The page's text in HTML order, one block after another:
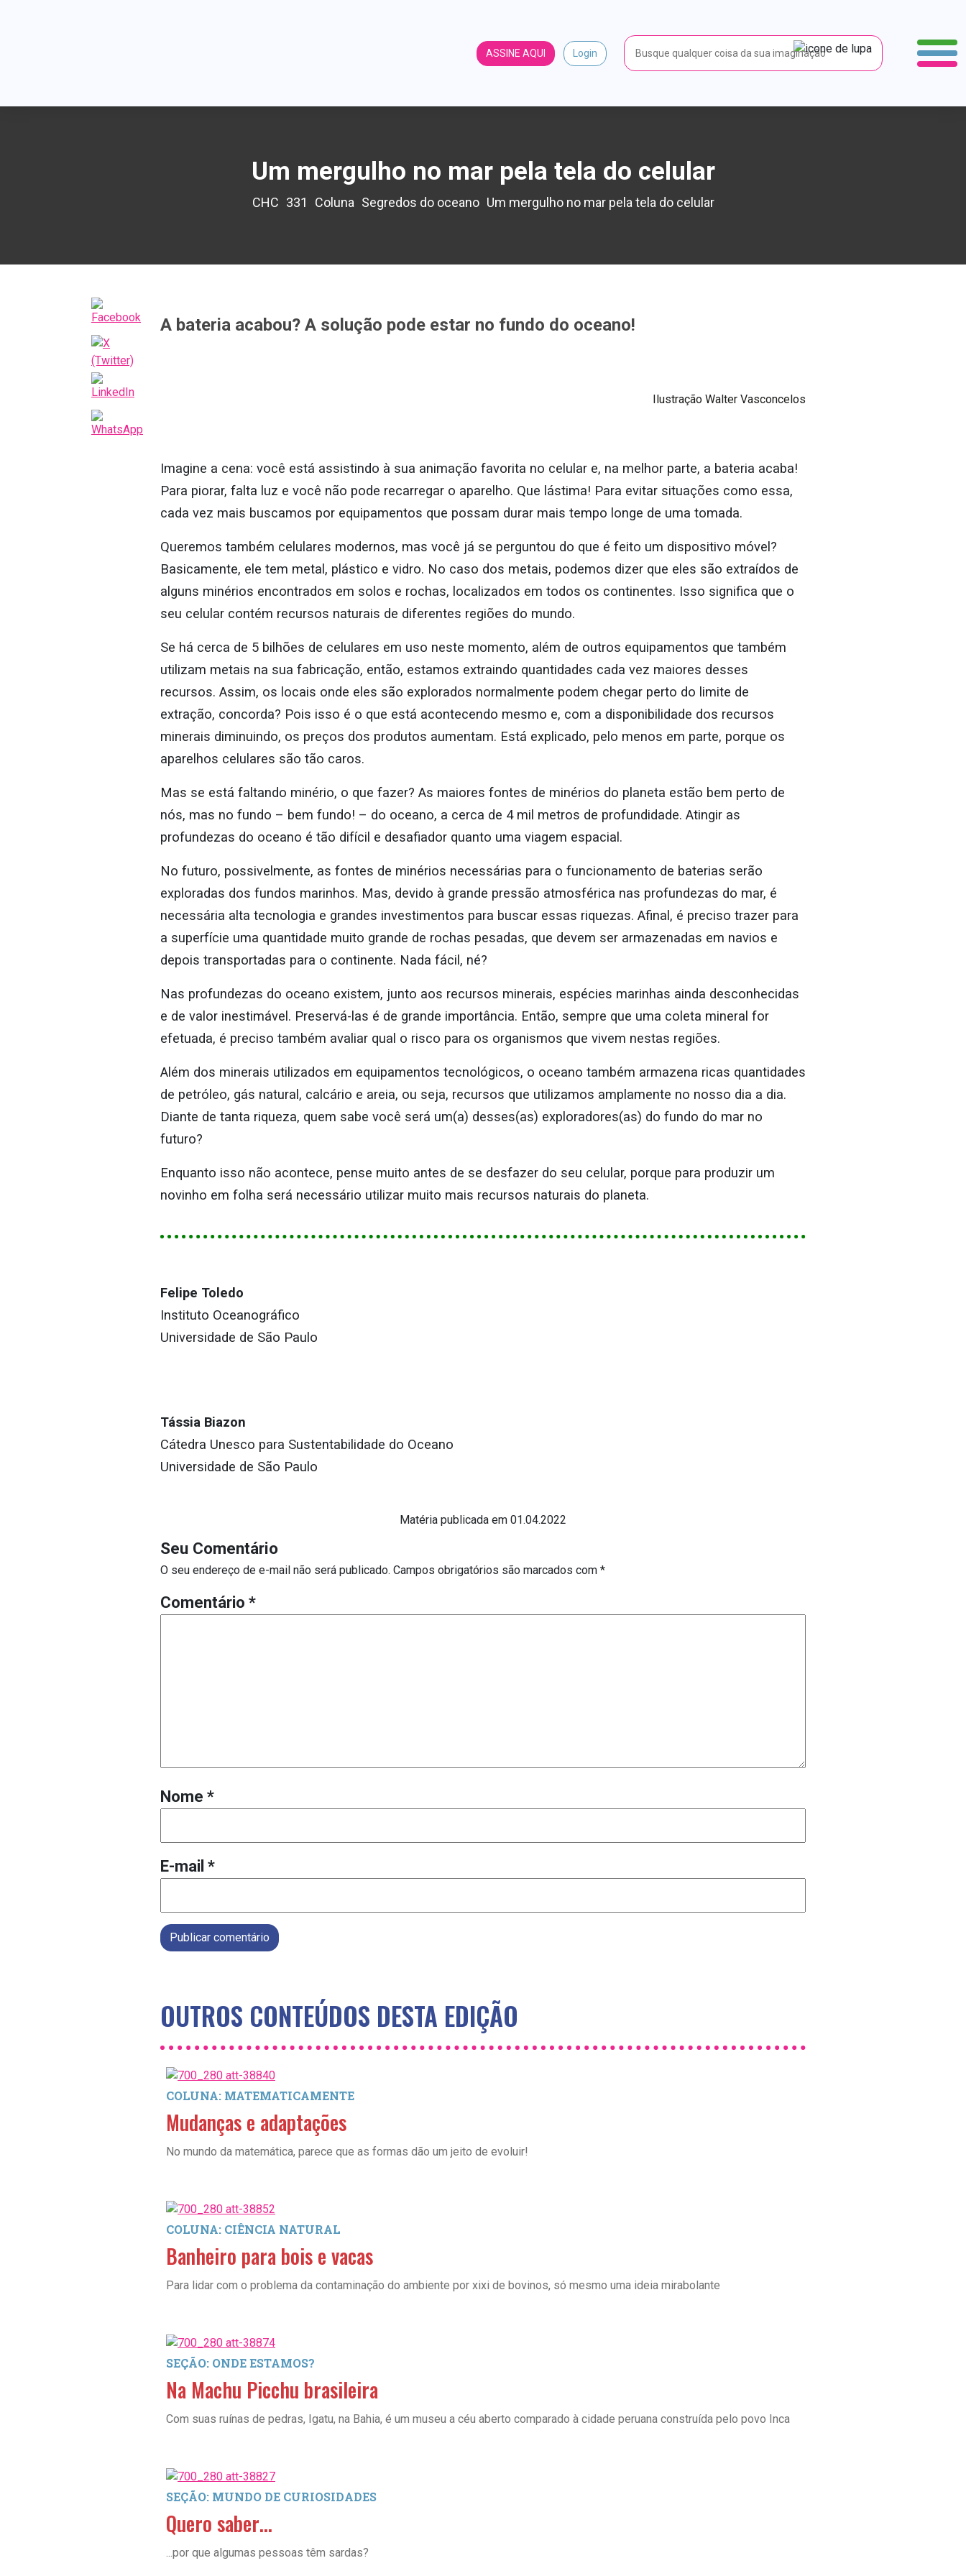
ASSINE AQUI Login
Um mergulho no mar pela tela do celular
CHC 331 Coluna Segredos do oceano Um mergulho no mar pela tela do celular
A bateria acabou? A solução pode estar no fundo do oceano!
Ilustração Walter Vasconcelos
Imagine a cena: você está assistindo à sua animação favorita no celular e, na melhor parte, a bateria acaba!
Para piorar, falta luz e você não pode recarregar o aparelho. Que lástima! Para evitar situações como essa,
cada vez mais buscamos por equipamentos que possam durar mais tempo longe de uma tomada.
Queremos também celulares modernos, mas você já se perguntou do que é feito um dispositivo móvel?
Basicamente, ele tem metal, plástico e vidro. No caso dos metais, podemos dizer que eles são extraídos de
alguns minérios encontrados em solos e rochas, localizados em todos os continentes. Isso significa que o
seu celular contém recursos naturais de diferentes regiões do mundo.
Se há cerca de 5 bilhões de celulares em uso neste momento, além de outros equipamentos que também
utilizam metais na sua fabricação, então, estamos extraindo quantidades cada vez maiores desses
recursos. Assim, os locais onde eles são explorados normalmente podem chegar perto do limite de
extração, concorda? Pois isso é o que está acontecendo mesmo e, com a disponibilidade dos recursos
minerais diminuindo, os preços dos produtos aumentam. Está explicado, pelo menos em parte, porque os
aparelhos celulares são tão caros.
Mas se está faltando minério, o que fazer? As maiores fontes de minérios do planeta estão bem perto de
nós, mas no fundo – bem fundo! – do oceano, a cerca de 4 mil metros de profundidade. Atingir as
profundezas do oceano é tão difícil e desafiador quanto uma viagem espacial.
No futuro, possivelmente, as fontes de minérios necessárias para o funcionamento de baterias serão
exploradas dos fundos marinhos. Mas, devido à grande pressão atmosférica nas profundezas do mar, é
necessária alta tecnologia e grandes investimentos para buscar essas riquezas. Afinal, é preciso trazer para
a superfície uma quantidade muito grande de rochas pesadas, que devem ser armazenadas em navios e
depois transportadas para o continente. Nada fácil, né?
Nas profundezas do oceano existem, junto aos recursos minerais, espécies marinhas ainda desconhecidas
e de valor inestimável. Preservá-las é de grande importância. Então, sempre que uma coleta mineral for
efetuada, é preciso também avaliar qual o risco para os organismos que vivem nestas regiões.
Além dos minerais utilizados em equipamentos tecnológicos, o oceano também armazena ricas quantidades
de petróleo, gás natural, calcário e areia, ou seja, recursos que utilizamos amplamente no nosso dia a dia.
Diante de tanta riqueza, quem sabe você será um(a) desses(as) exploradores(as) do fundo do mar no
futuro?
Enquanto isso não acontece, pense muito antes de se desfazer do seu celular, porque para produzir um
novinho em folha será necessário utilizar muito mais recursos naturais do planeta.
Felipe Toledo
Instituto Oceanográfico
Universidade de São Paulo
Tássia Biazon
Cátedra Unesco para Sustentabilidade do Oceano
Universidade de São Paulo
Matéria publicada em 01.04.2022
Seu Comentário
O seu endereço de e-mail não será publicado. Campos obrigatórios são marcados com *
Comentário *
Nome *
E-mail *
Publicar comentário
OUTROS CONTEÚDOS DESTA EDIÇÃO
COLUNA: MATEMATICAMENTE
Mudanças e adaptações
No mundo da matemática, parece que as formas dão um jeito de evoluir!
COLUNA: CIÊNCIA NATURAL
Banheiro para bois e vacas
Para lidar com o problema da contaminação do ambiente por xixi de bovinos, só mesmo uma ideia mirabolante
SEÇÃO: ONDE ESTAMOS?
Na Machu Picchu brasileira
Com suas ruínas de pedras, Igatu, na Bahia, é um museu a céu aberto comparado à cidade peruana construída pelo povo Inca
SEÇÃO: MUNDO DE CURIOSIDADES
Quero saber…
...por que algumas pessoas têm sardas?